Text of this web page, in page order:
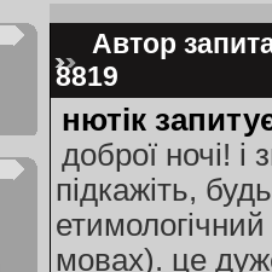
Автор
8819
нютік
доброї ночі!
підкажіть,
мовах). це